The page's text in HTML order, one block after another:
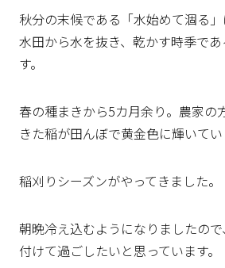
秋分の末候である「水始めて涸る
水田から水を抜き、乾かす時季で
す。
春の種まきから5カ月余り。農家の
きた稲が田んぼで黄金色に輝いてい
稲刈りシーズンがやってきました。
朝晩冷え込むようになりましたの
付けて過ごしたいと思っています。